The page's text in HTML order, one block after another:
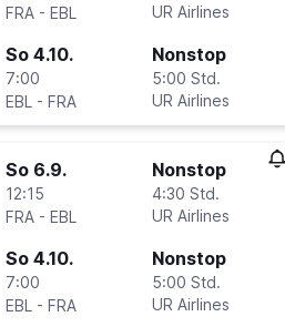
FRA - EBL
UR Airlines
So 4.10.
7:00
EBL - FRA
Nonstop
5:00 Std.
UR Airlines
So 6.9.
12:15
FRA - EBL
Nonstop
4:30 Std.
UR Airlines
So 4.10.
7:00
EBL - FRA
Nonstop
5:00 Std.
UR Airlines